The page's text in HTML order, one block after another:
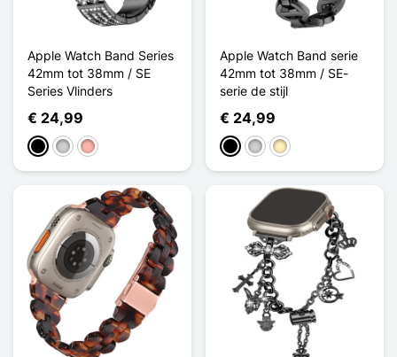
Apple Watch Band Series
42mm tot 38mm / SE
Series Vlinders
€ 24,99
ZwartZilverRose Goud
Apple Watch Band serie
42mm tot 38mm / SE-
serie de stijl
€ 24,99
ZwartZilverGolden